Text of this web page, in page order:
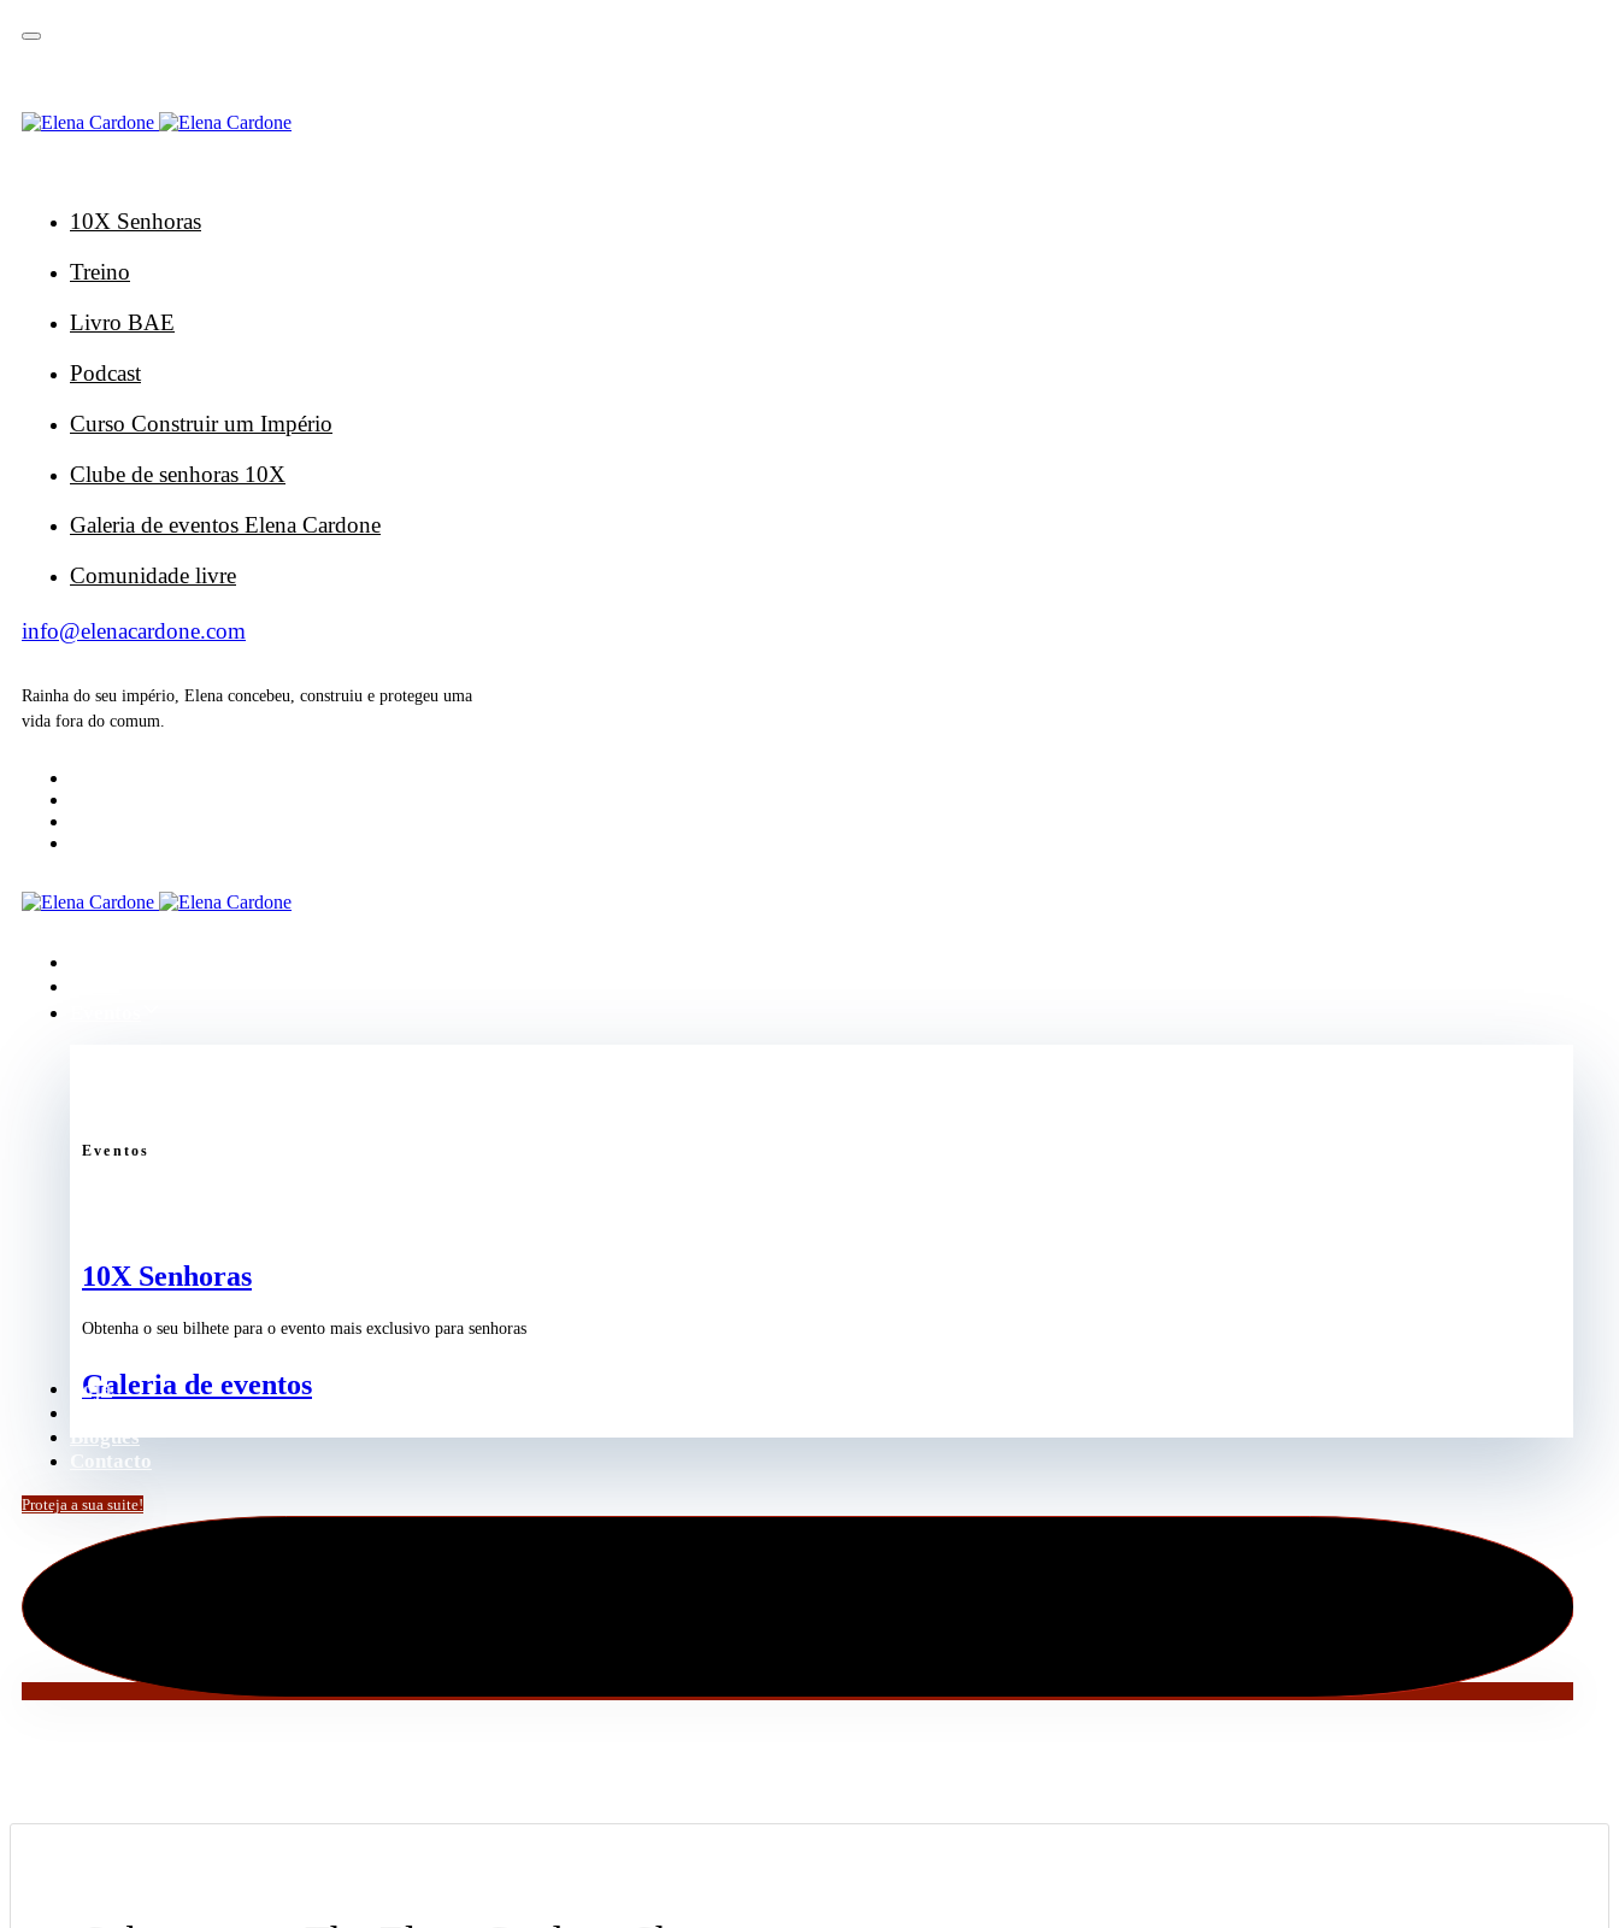
Saltar
Saltar
principal
Saltar
10X Senhoras
Treino
Livro BAE
Podcast
Curso Construir um Império
Clube de senhoras 10X
Galeria de eventos Elena Cardone
Comunidade livre
info@elenacardone.com
Rainha do seu império, Elena concebeu, construiu e protegeu uma
vida fora do comum.
Eventos
10X Senhoras
Obtenha o seu bilhete para o evento mais exclusivo para senhoras
Galeria de eventos
Loja
Blogues
Contacto
Proteja a sua suite!